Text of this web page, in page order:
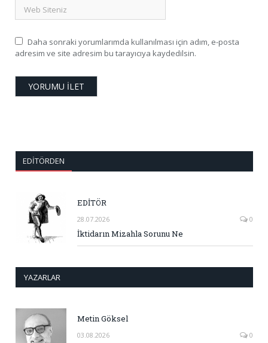
Daha sonraki yorumlarımda kullanılması için adım, e-posta
adresim ve site adresim bu tarayıcıya kaydedilsin.
EDITÖRDEN
EDİTÖR
28.07.2026 0
İktidarın Mizahla Sorunu Ne
YAZARLAR
Metin Göksel
03.08.2026 0